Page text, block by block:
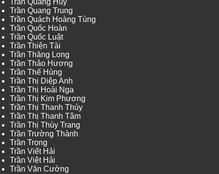
Trần Quang Huy
Trần Quang Trung
Trần Quách Hoàng Tùng
Trần Quốc Hoàn
Trần Quốc Luật
Trần Thiện Tài
Trần Thăng Long
Trần Thảo Hương
Trần Thế Hùng
Trần Thị Diệp Anh
Trần Thị Hoài Nga
Trần Thị Kim Phương
Trần Thị Thanh Thúy
Trần Thị Thanh Tâm
Trần Thị Thùy Trang
Trần Trường Thành
Trần Trọng
Trần Viết Hải
Trần Việt Hải
Trần Văn Cường